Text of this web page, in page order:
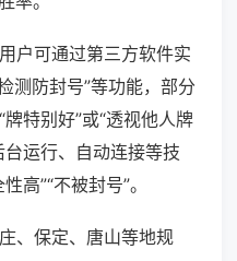
户可通过第三方软件实
测防封号”等功能，部分
特别好”或“透视他人牌
运行、自动连接等技
高”“不被封号”。
、保定、唐山等地规